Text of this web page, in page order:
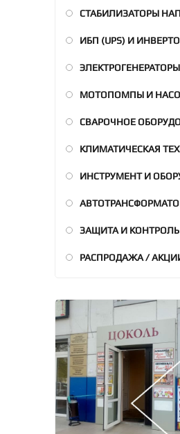
СТАБИЛИЗАТОРЫ
ИБП (UPS) И
МОТОПОМПЫ И
СВАРОЧНОЕ
КЛИМАТИЧЕСКАЯ
ИНСТРУМЕНТ И
ЗАЩИТА И КОНТРОЛЬ
РАСПРОДАЖА /